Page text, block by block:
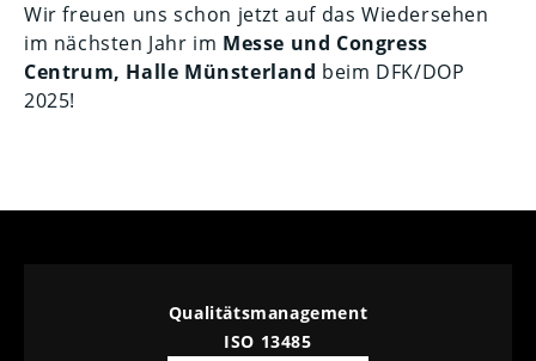
Wir freuen uns schon jetzt auf das Wiedersehen
im nächsten Jahr im Messe und Congress
Centrum, Halle Münsterland beim DFK/DOP
2025!
Qualitätsmanagement
ISO 13485